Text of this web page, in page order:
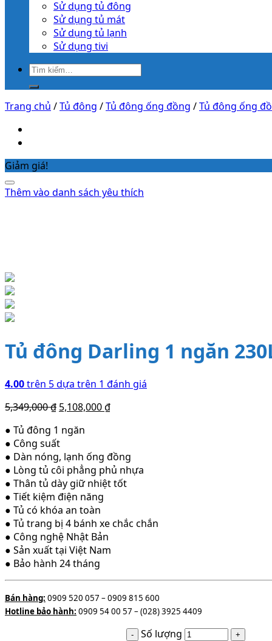
Sử dụng tủ đông
Sử dụng tủ mát
Sử dụng tủ lạnh
Sử dụng tivi
Trang chủ /Tủ đông /Tủ đông ống đồng /Tủ đông ống
Giảm giá!
Thêm vào danh sách yêu thích
Tủ đông Darling 1 ngăn
4.00trên 5 dựa trên 1 đánh giá
5,349,000₫ 5,108,000₫
● Tủ đông 1 ngăn
● Công suất
● Dàn nóng, lạnh ống đồng
● Lòng tủ côi phẳng phủ nhựa
● Thân tủ dày giữ nhiệt tốt
● Tiết kiệm điện năng
● Tủ có khóa an toàn
● Tủ trang bị 4 bánh xe chắc chắn
● Công nghệ Nhật Bản
● Sản xuất tại Việt Nam
● Bảo hành 24 tháng
Bán hàng: 0909 520 057 – 0909 815 600
Hotline bảo hành: 0909 54 00 57 – (028) 3925 4409
Số lượng